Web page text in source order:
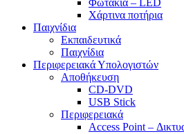
Χάρτινα ποτήρια
Παιχνίδια
Εκπαιδευτικά
Παιχνίδια
Περιφερειακά Υπολογιστών
Αποθήκευση
CD-DVD
USB Stick
Περιφερειακά
Access Point –